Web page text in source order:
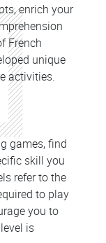
enrich your
French
unique
activities.
games, find
skill you
refer to the
to play
you to
is